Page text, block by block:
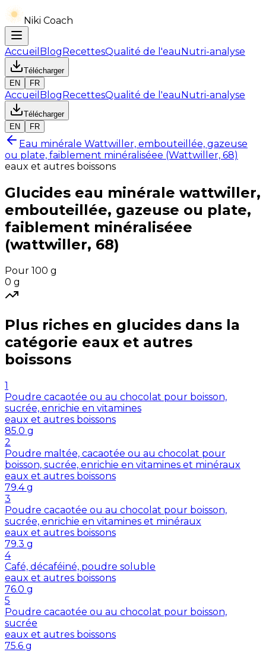
Niki Coach
Accueil BlogRecettesQualité de l'eauNutri-analyse
Télécharger
EN
FR
Accueil BlogRecettesQualité de l'eauNutri-analyse
Télécharger
EN
FR
Eau minérale Wattwiller, embouteillée, gazeuse
ou plate, faiblement minéraliséee (Wattwiller, 68)
eaux et autres boissons
Glucides eau minérale wattwiller,
embouteillée, gazeuse ou plate,
faiblement minéraliséee
(wattwiller, 68)
Pour 100 g
0 g
Plus riches en glucides dans la
catégorie eaux et autres
boissons
1
Poudre cacaotée ou au chocolat pour boisson,
sucrée, enrichie en vitamines
eaux et autres boissons
85.0 g
2
Poudre maltée, cacaotée ou au chocolat pour
boisson, sucrée, enrichie en vitamines et minéraux
eaux et autres boissons
79.4 g
3
Poudre cacaotée ou au chocolat pour boisson,
sucrée, enrichie en vitamines et minéraux
eaux et autres boissons
79.3 g
4
Café, décaféiné, poudre soluble
eaux et autres boissons
76.0 g
5
Poudre cacaotée ou au chocolat pour boisson,
sucrée
eaux et autres boissons
75.6 g